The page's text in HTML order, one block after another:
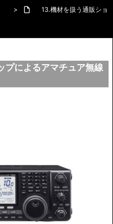
> 
13.機材を扱う通販ショ
プによるアマチュア無線